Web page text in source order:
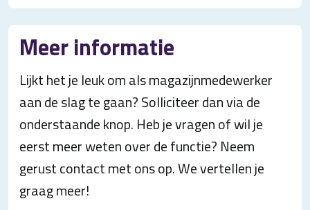
Meer informatie
Lijkt het je leuk om als magazijnmedewerker
aan de slag te gaan? Solliciteer dan via de
onderstaande knop. Heb je vragen of wil je
eerst meer weten over de functie? Neem
gerust contact met ons op. We vertellen je
graag meer!